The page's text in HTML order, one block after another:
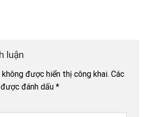
luận
được hiển thị công khai. Các
đánh dấu *